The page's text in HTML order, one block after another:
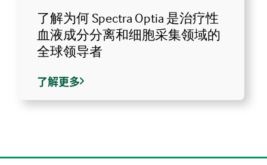
了解为何 Spectra Optia 是治疗性
血液成分分离和细胞采集领域的
全球领导者
了解更多